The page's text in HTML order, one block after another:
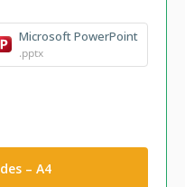
Microsoft PowerPoint
.pptx
– A4